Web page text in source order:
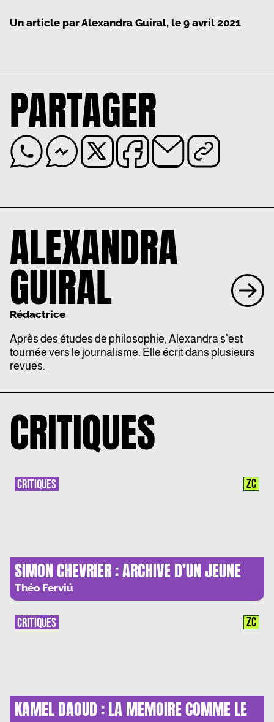
Un article parAlexandra Guiral, le 9 avril 2021
PARTAGER
ALEXANDRA
GUIRAL
Rédactrice
Après des études de philosophie, Alexandra s’est
tournée vers le journalisme. Elle écrit dans plusieurs
revues.
CRITIQUES
SIMON CHEVRIER : ARCHIVE D’UN JEUNE
D’AUJOURD’HUI
Théo Ferviú
CRITIQUES ZC
KAMEL DAOUD : LA MEMOIRE COMME LE
CRITIQUES ZC